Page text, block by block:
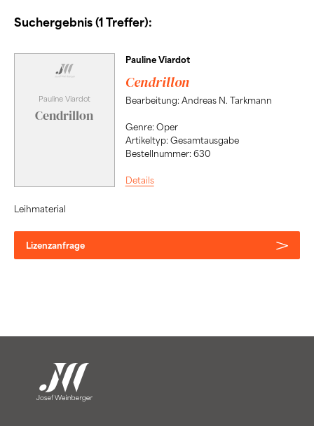
Suchergebnis (1 Treffer):
Pauline Viardot
Cendrillon
Pauline Viardot
Cendrillon
Bearbeitung: Andreas N. Tarkmann
Genre: Oper
Artikeltyp: Gesamtausgabe
Bestellnummer: 630
Details
Leihmaterial
Lizenzanfrage